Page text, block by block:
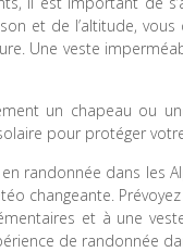
et de l’altitude,
Une veste
un chapeau ou
pour protéger
randonnée dans les
changeante.
et à une
de randonnée